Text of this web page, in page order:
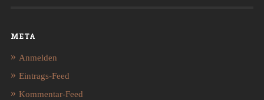
META
Anmelden
Eintrags-Feed
Kommentar-Feed